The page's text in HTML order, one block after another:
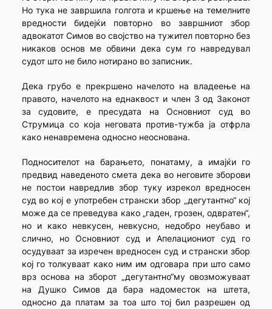
Но тука не завршила голгота и кршење на темелните
вредности бидејќи повторно во завршниот збор
адвокатот Симов во својство на тужител повторно без
никаков основ ме обвини дека сум го навредувал
судот што не било нотирано во записник.
Дека грубо е прекршено начелото на владеење на
правото, начелото на еднаквост и член 3 од Законот
за судовите, е пресудата на Основниот суд во
Струмица со која неговата против-тужба ја отфрла
како ненавремена односно неоснована.
Подносителот на барањето, понатаму, а имајќи го
предвид наведеното смета дека во неговите зборови
не постои навредлив збор туку изрекол вредносен
суд во кој е употребен странски збор „дегутантно“ кој
може да се преведува како „гаден, грозен, одвратен“,
но и како невкусен, невкусно, недобро неубаво и
слично, но Основниот суд и Апелациониот суд го
осудуваат за изречен вредносен суд и странски збор
кој го толкуваат како ним им одговара при што само
врз основа на зборот „дегутантно“му овозможуваат
на Душко Симов да бара надоместок на штета,
односно да платам за тоа што тој бил разрешен од